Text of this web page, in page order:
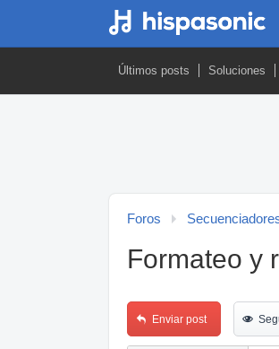
Últimos posts Soluciones
Foros
Formateo y
Enviar post